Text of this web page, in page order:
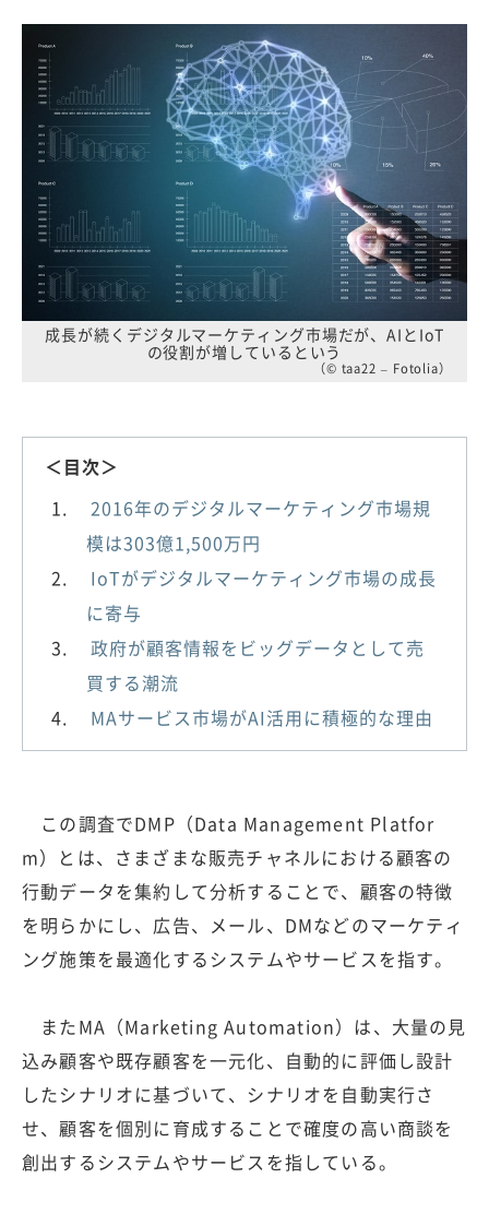
成長が続くデジタルマーケティング市場だが、AIとIoT
の役割が増しているという
（© taa22 – Fotolia）
＜目次＞
2016年のデジタルマーケティング市場規
模は303億1,500万円
IoTがデジタルマーケティング市場の成長
に寄与
政府が顧客情報をビッグデータとして売
買する潮流
MAサービス市場がAI活用に積極的な理由
この調査でDMP（Data Management Platfor
m）とは、さまざまな販売チャネルにおける顧客の
行動データを集約して分析することで、顧客の特徴
を明らかにし、広告、メール、DMなどのマーケティ
ング施策を最適化するシステムやサービスを指す。
またMA（Marketing Automation）は、大量の見
込み顧客や既存顧客を一元化、自動的に評価し設計
したシナリオに基づいて、シナリオを自動実行さ
せ、顧客を個別に育成することで確度の高い商談を
創出するシステムやサービスを指している。